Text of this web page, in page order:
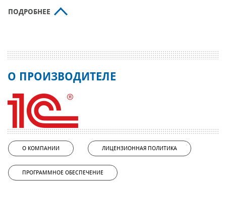
ПОДРОБНЕЕ
О ПРОИЗВОДИТЕЛЕ
О КОМПАНИИ ЛИЦЕНЗИОННАЯ ПОЛИТИКА
ПРОГРАММНОЕ ОБЕСПЕЧЕНИЕ